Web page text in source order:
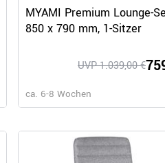
MYAMI Premium Lounge-
850 x 790 mm, 1-Sitzer
UVP 1.039,00 €
ca. 6-8 Wochen